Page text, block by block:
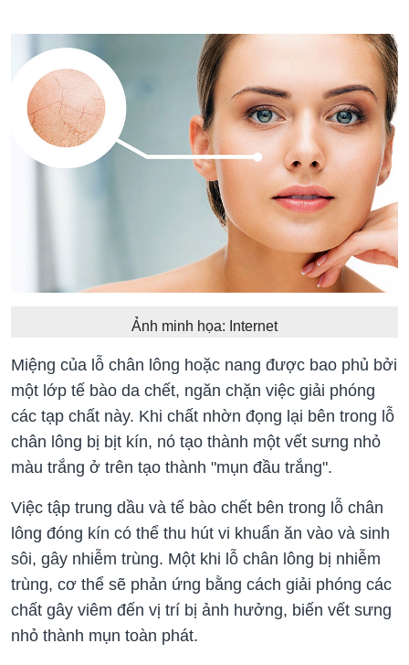
Ảnh minh họa: Internet
Miệng của lỗ chân lông hoặc nang được bao phủ bởi
một lớp tế bào da chết, ngăn chặn việc giải phóng
các tạp chất này. Khi chất nhờn đọng lại bên trong lỗ
chân lông bị bịt kín, nó tạo thành một vết sưng nhỏ
màu trắng ở trên tạo thành "mụn đầu trắng".
Việc tập trung dầu và tế bào chết bên trong lỗ chân
lông đóng kín có thể thu hút vi khuẩn ăn vào và sinh
sôi, gây nhiễm trùng. Một khi lỗ chân lông bị nhiễm
trùng, cơ thể sẽ phản ứng bằng cách giải phóng các
chất gây viêm đến vị trí bị ảnh hưởng, biến vết sưng
nhỏ thành mụn toàn phát.